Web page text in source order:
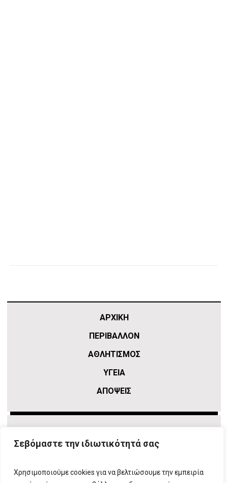
Σεβόμαστε την ιδιωτικότητά σας
Χρησιμοποιούμε cookies για να βελτιώσουμε την εμπειρία
ΑΡΧΙΚΗ
ΠΕΡΙΒΑΛΛΟΝ
ΑΘΛΗΤΙΣΜΌΣ
ΥΓΕΙΑ
ΑΠΟΨΕΙΣ